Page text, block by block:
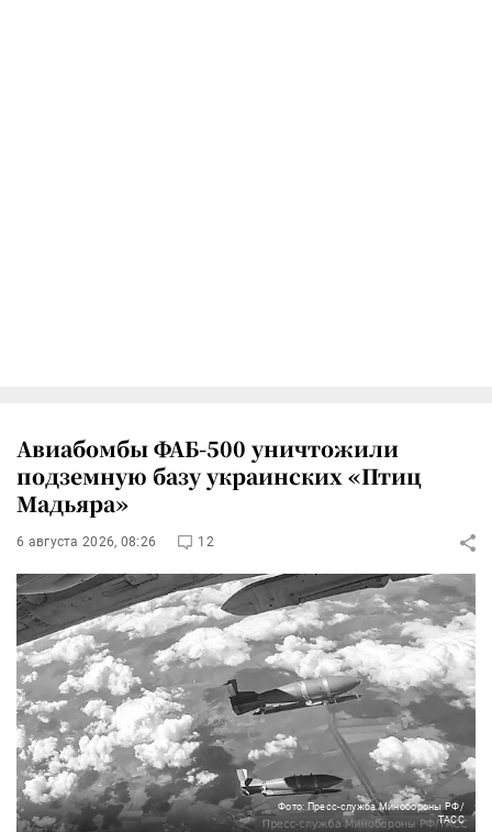
Авиабомбы ФАБ-500 уничтожили
подземную базу украинских «Птиц
Мадьяра»
6 августа 2026, 08:26 12
Фото: Пресс-служба Минобороны РФ/
ТАСС